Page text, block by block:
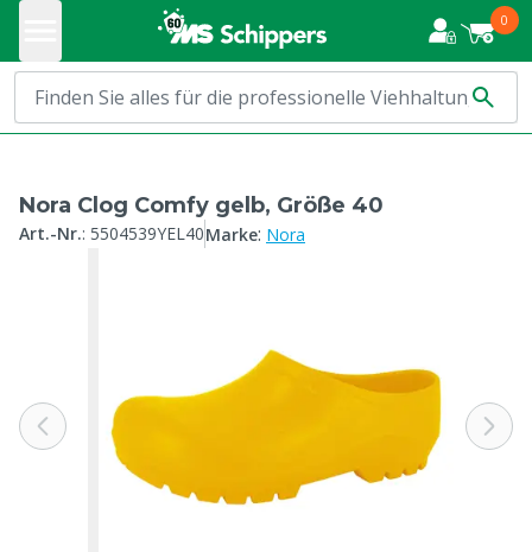
0
Nora Clog Comfy gelb, Größe 40
Art.-Nr.: 5504539YEL40Marke: Nora